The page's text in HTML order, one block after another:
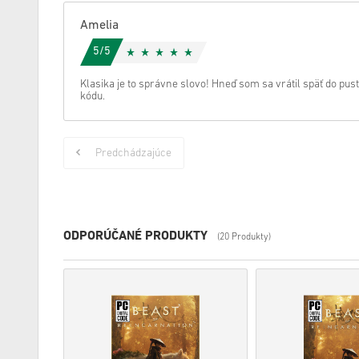
Amelia
5/5
Klasika je to správne slovo! Hneď som sa vrátil späť do
kódu.
Predchádzajúce
ODPORÚČANÉ PRODUKTY (20 Produkty)